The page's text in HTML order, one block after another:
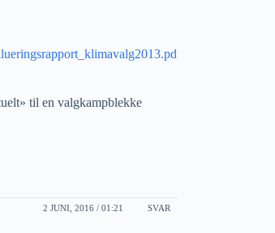
til en valgkampblekke
2 JUNI, 2016 / 01:21 SVAR